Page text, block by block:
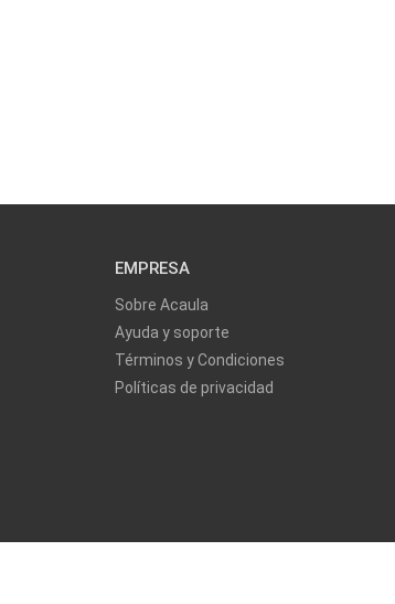
EMPRESA
Sobre Acaula
Ayuda y soporte
Términos y Condiciones
Políticas de privacidad